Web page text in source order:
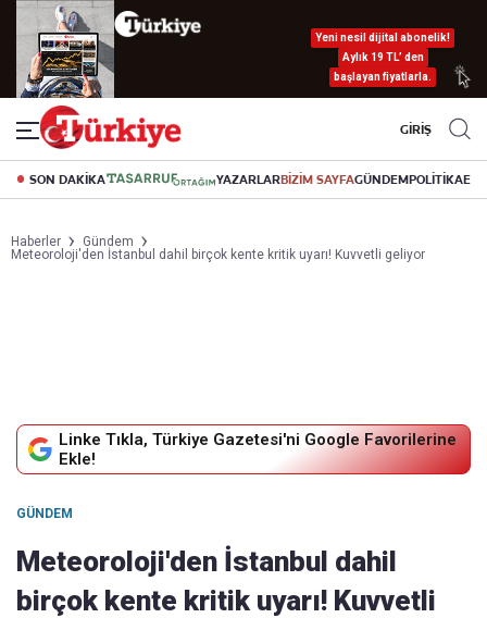
Yeni nesil dijital abonelik!
Aylık 19 TL’ den
başlayan fiyatlarla.
GİRİŞ
SON DAKİKA YAZARLARBİZİM SAYFAGÜNDEMPOLİTİKA
Haberler
Gündem
Meteoroloji'den İstanbul dahil birçok kente kritik uyarı! Kuvvetli geliyor
Linke Tıkla, Türkiye Gazetesi'ni Google Favorilerine
Ekle!
GÜNDEM
Meteoroloji'den İstanbul dahil
birçok kente kritik uyarı! Kuvvetli